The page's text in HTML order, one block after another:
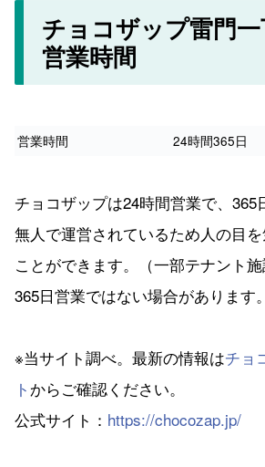
チョコザップ雷門
営業時間
営業時間 24時間365日
チョコザップは24時間営業で、365
無人で運営されているため人の目
ことができます。（一部テナント
365日営業ではない場合があります
※当サイト調べ。最新の情報はチョ
ト からご確認ください。
公式サイト： https://chocozap.jp/